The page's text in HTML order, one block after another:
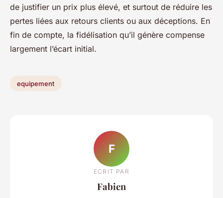
de justifier un prix plus élevé, et surtout de réduire les
pertes liées aux retours clients ou aux déceptions. En
fin de compte, la fidélisation qu’il génère compense
largement l’écart initial.
equipement
F
ECRIT PAR
Fabien